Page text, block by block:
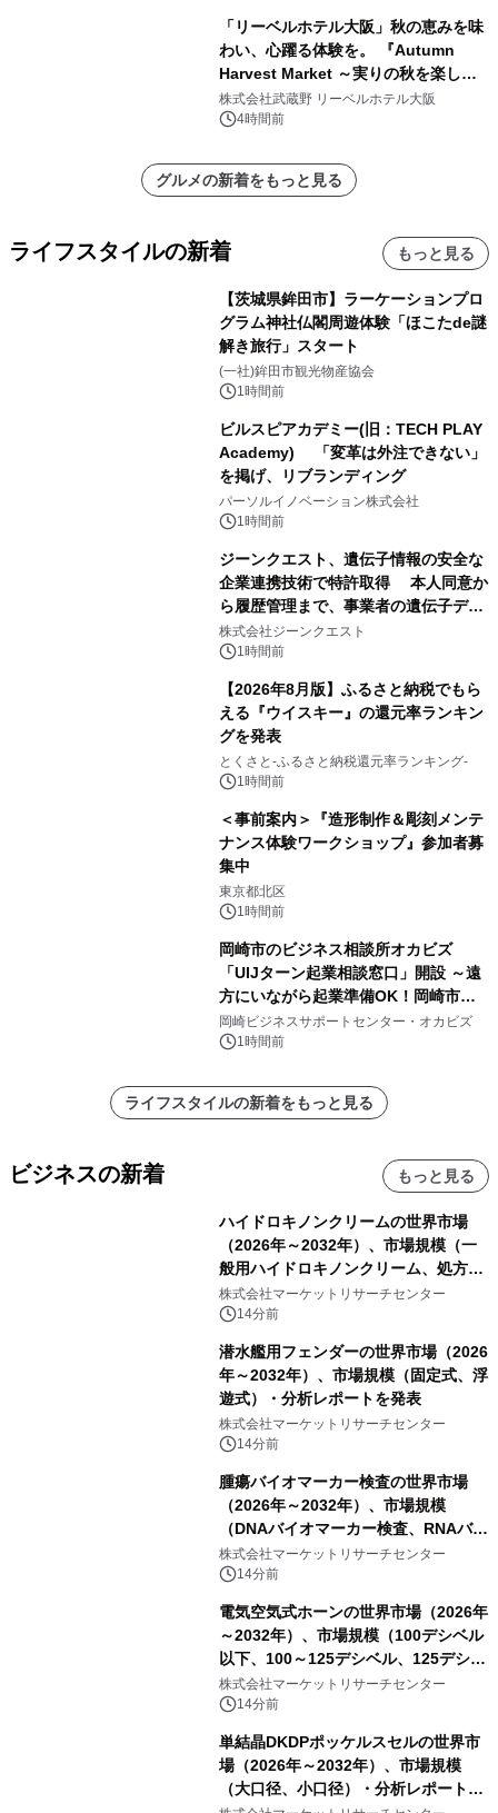
「リーベルホテル大阪」秋の恵みを味
わい、心躍る体験を。 『Autumn
Harvest Market ～実りの秋を楽しむ
ディナー&スイーツビュッフェ～』を9
月18日より開催！
株式会社武蔵野 リーベルホテル大阪
4時間前
グルメの新着をもっと見る
ライフスタイルの新着 もっと見る
【茨城県鉾田市】ラーケーションプロ
グラム神社仏閣周遊体験「ほこたde謎
解き旅行」スタート
(一社)鉾田市観光物産協会
1時間前
ビルスピアカデミー(旧：TECH PLAY
Academy) 「変革は外注できない」
を掲げ、リブランディング
パーソルイノベーション株式会社
1時間前
ジーンクエスト、遺伝子情報の安全な
企業連携技術で特許取得 本人同意か
ら履歴管理まで、事業者の遺伝子デー
タ活用を支援
株式会社ジーンクエスト
1時間前
【2026年8月版】ふるさと納税でもら
える『ウイスキー』の還元率ランキン
グを発表
とくさと-ふるさと納税還元率ランキング-
1時間前
＜事前案内＞『造形制作＆彫刻メンテ
ナンス体験ワークショップ』参加者募
集中
東京都北区
1時間前
岡崎市のビジネス相談所オカビズ
「UIJターン起業相談窓口」開設 ～遠
方にいながら起業準備OK！岡崎市を
挑戦者があつまるまちに～
岡崎ビジネスサポートセンター・オカビズ
1時間前
ライフスタイルの新着をもっと見る
ビジネスの新着 もっと見る
ハイドロキノンクリームの世界市場
（2026年～2032年）、市場規模（一
般用ハイドロキノンクリーム、処方用
ハイドロキノンクリーム）・分析レポ
ートを発表
株式会社マーケットリサーチセンター
14分前
潜水艦用フェンダーの世界市場（2026
年～2032年）、市場規模（固定式、浮
遊式）・分析レポートを発表
株式会社マーケットリサーチセンター
14分前
腫瘍バイオマーカー検査の世界市場
（2026年～2032年）、市場規模
（DNAバイオマーカー検査、RNAバイ
オマーカー検査、タンパク質バイオマ
ーカー検査、細胞ベースのバイオマー
査）・分析レポートを発表
株式会社マーケットリサーチセンター
14分前
電気空気式ホーンの世界市場（2026年
～2032年）、市場規模（100デシベル
以下、100～125デシベル、125デシベ
ル以上）・分析レポートを発表
株式会社マーケットリサーチセンター
14分前
単結晶DKDPポッケルスセルの世界市
場（2026年～2032年）、市場規模
（大口径、小口径）・分析レポートを